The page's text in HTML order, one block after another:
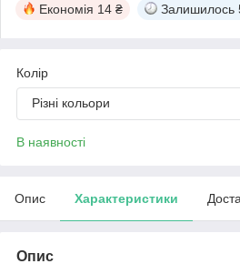
Економія 14 ₴ Залишилось
Колір
Різні кольори
В наявності
Опис Характеристики
Опис